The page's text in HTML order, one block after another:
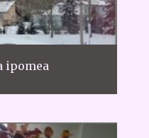
ipomea